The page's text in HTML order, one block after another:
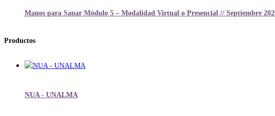
Manos para Sanar Módulo 5 – Modalidad Virtual o Presencial // Septiembre
Productos
NUA - UNALMA